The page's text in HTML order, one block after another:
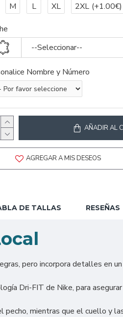
M L XL 2XL (+1.00€)
--Seleccionar--
Nombre y Número
AÑADIR AL
AGREGAR A MIS DESEOS
DE TALLAS RESEÑAS
pero incorpora detalles en
Dri-FIT de Nike, para
mientras que el cuello y